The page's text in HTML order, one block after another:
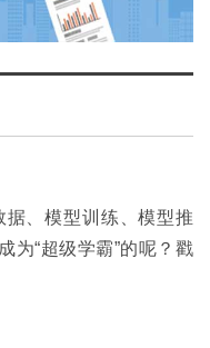
据、模型训练、模型推
为“超级学霸”的呢？戳